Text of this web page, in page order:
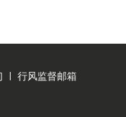
行风监督邮箱